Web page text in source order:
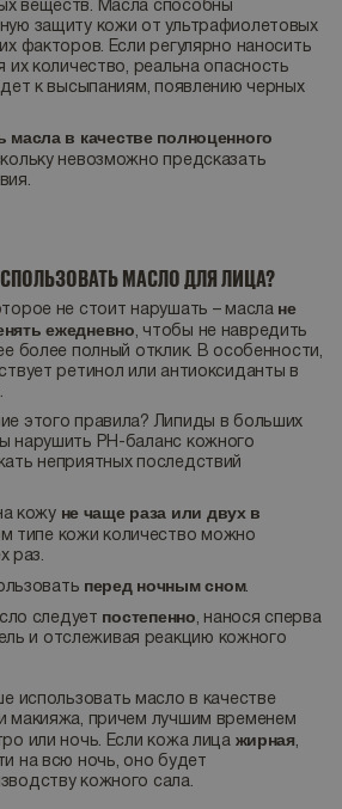
веществ. Масла способны
защиту кожи от ультрафиолетовых
факторов. Если регулярно наносить
их количество, реальна опасность
к высыпаниям, появлению черных
масла в качестве полноценного
невозможно предсказать
МАСЛО ДЛЯ ЛИЦА?
не стоит нарушать – масла не
ежедневно, чтобы не навредить
более полный отклик. В особенности,
ретинол или антиоксиданты в
этого правила? Липиды в больших
нарушить PH-баланс кожного
неприятных последствий
кожу не чаще раза или двух в
типе кожи количество можно
раз.
перед ночным сном.
следует постепенно, нанося сперва
и отслеживая реакцию кожного
использовать масло в качестве
макияжа, причем лучшим временем
или ночь. Если кожа лица жирная,
на всю ночь, оно будет
кожного сала.